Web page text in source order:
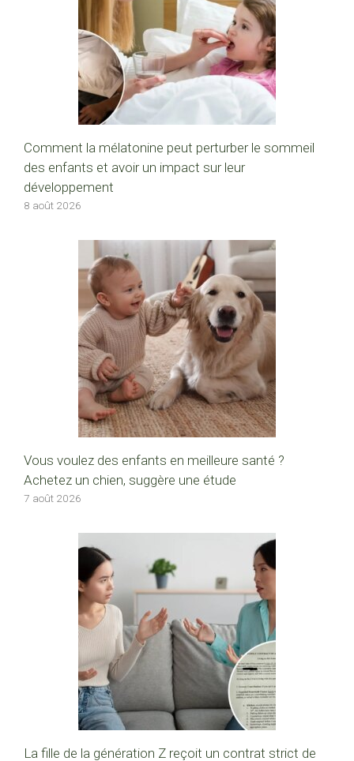
Comment la mélatonine peut perturber le sommeil
des enfants et avoir un impact sur leur
développement
8 août 2026
Vous voulez des enfants en meilleure santé ?
Achetez un chien, suggère une étude
7 août 2026
La fille de la génération Z reçoit un contrat strict de